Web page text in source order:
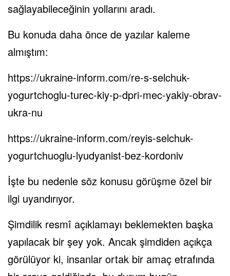
sağlayabileceğinin yollarını aradı.
Bu konuda daha önce de yazılar kaleme
almıştım:
https://ukraine-inform.com/re-s-selchuk-
yogurtchoglu-turec-kiy-p-dpri-mec-yakiy-obrav-
ukra-nu
https://ukraine-inform.com/reyis-selchuk-
yogurtchuoglu-lyudyanist-bez-kordoniv
İşte bu nedenle söz konusu görüşme özel bir
ilgi uyandırıyor.
Şimdilik resmî açıklamayı beklemekten başka
yapılacak bir şey yok. Ancak şimdiden açıkça
görülüyor ki, insanlar ortak bir amaç etrafında